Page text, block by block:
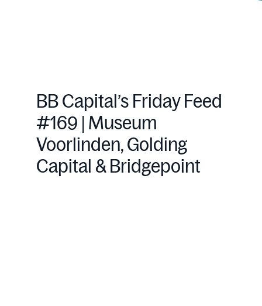
BB Capital’s Friday Feed
#169 | Museum
Voorlinden, Golding
Capital & Bridgepoint